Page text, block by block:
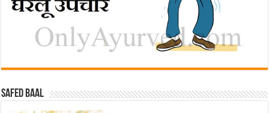
Safed baal